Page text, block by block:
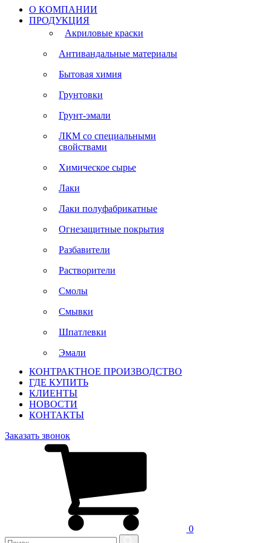
О КОМПАНИИ
ПРОДУКЦИЯ
Акриловые краски
Антивандальные материалы
Бытовая химия
Грунтовки
Грунт-эмали
ЛКМ со специальными
свойствами
Химическое сырье
Лаки
Лаки полуфабрикатные
Огнезащитные покрытия
Разбавители
Растворители
Смолы
Смывки
Шпатлевки
Эмали
КОНТРАКТНОЕ ПРОИЗВОДСТВО
ГДЕ КУПИТЬ
КЛИЕНТЫ
НОВОСТИ
КОНТАКТЫ
Заказать звонок
0